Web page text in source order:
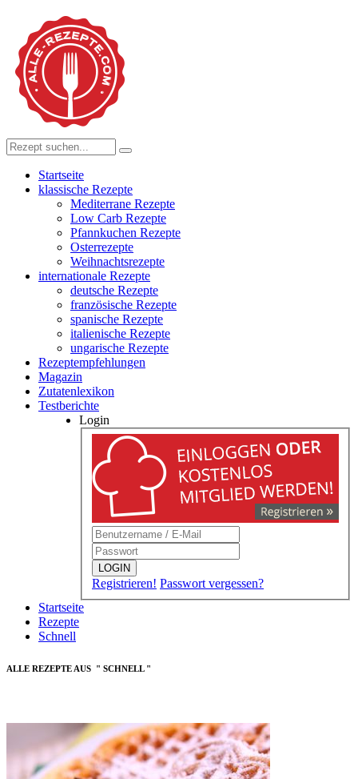
Startseite
klassische Rezepte
Mediterrane Rezepte
Low Carb Rezepte
Pfannkuchen Rezepte
Osterrezepte
Weihnachtsrezepte
internationale Rezepte
deutsche Rezepte
französische Rezepte
spanische Rezepte
italienische Rezepte
ungarische Rezepte
Rezeptempfehlungen
Magazin
Zutatenlexikon
Testberichte
Login
LOGIN
Registrieren! Passwort vergessen?
Startseite
Rezepte
Schnell
ALLE REZEPTE AUS " SCHNELL "